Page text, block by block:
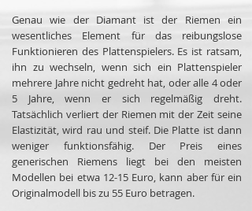
Genau wie der Diamant ist der Riemen ein
wesentliches Element für das reibungslose
Funktionieren des Plattenspielers. Es ist ratsam,
ihn zu wechseln, wenn sich ein Plattenspieler
mehrere Jahre nicht gedreht hat, oder alle 4 oder
5 Jahre, wenn er sich regelmäßig dreht.
Tatsächlich verliert der Riemen mit der Zeit seine
Elastizität, wird rau und steif. Die Platte ist dann
weniger funktionsfähig. Der Preis eines
generischen Riemens liegt bei den meisten
Modellen bei etwa 12-15 Euro, kann aber für ein
Originalmodell bis zu 55 Euro betragen.